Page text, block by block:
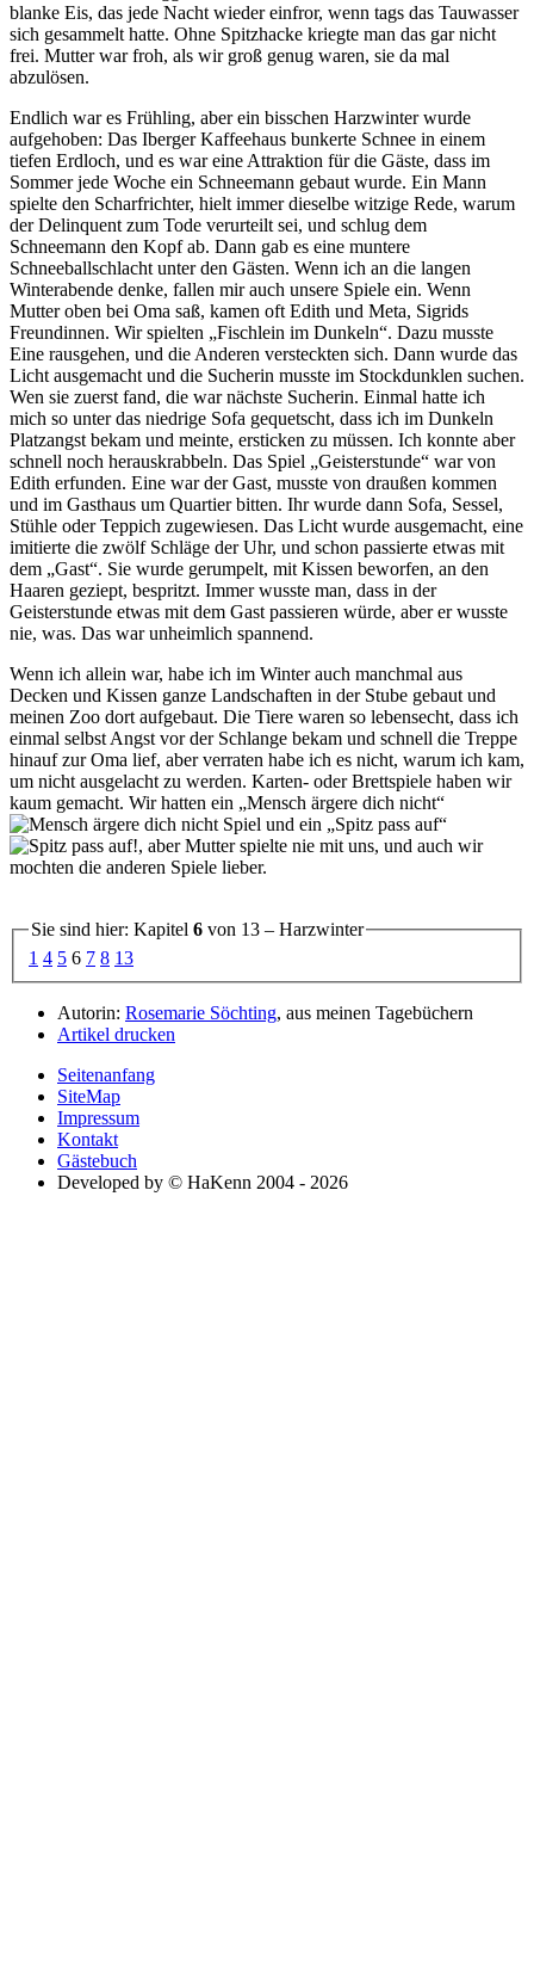
blanke Eis, das jede Nacht wieder einfror, wenn tags das Tauwasser
sich gesammelt hatte. Ohne Spitzhacke kriegte man das gar nicht
frei. Mutter war froh, als wir groß genug waren, sie da mal
abzulösen.
Endlich war es Frühling, aber ein bisschen Harzwinter wurde
aufgehoben: Das Iberger Kaffeehaus bunkerte Schnee in einem
tiefen Erdloch, und es war eine Attraktion für die Gäste, dass im
Sommer jede Woche ein Schneemann gebaut wurde. Ein Mann
spielte den Scharfrichter, hielt immer dieselbe witzige Rede, warum
der Delinquent zum Tode verurteilt sei, und schlug dem
Schneemann den Kopf ab. Dann gab es eine muntere
Schneeballschlacht unter den Gästen. Wenn ich an die langen
Winterabende denke, fallen mir auch unsere Spiele ein. Wenn
Mutter oben bei Oma saß, kamen oft Edith und Meta, Sigrids
Freundinnen. Wir spielten
Fischlein im Dunkeln . Dazu musste
Eine rausgehen, und die Anderen versteckten sich. Dann wurde das
Licht ausgemacht und die Sucherin musste im Stockdunklen suchen.
Wen sie zuerst fand, die war nächste Sucherin. Einmal hatte ich
mich so unter das niedrige Sofa gequetscht, dass ich im Dunkeln
Platzangst bekam und meinte, ersticken zu müssen. Ich konnte aber
schnell noch herauskrabbeln. Das Spiel
Geisterstunde
war von
Edith erfunden. Eine war der Gast, musste von draußen kommen
und im Gasthaus um Quartier bitten. Ihr wurde dann Sofa, Sessel,
Stühle oder Teppich zugewiesen. Das Licht wurde ausgemacht, eine
imitierte die zwölf Schläge der Uhr, und schon passierte etwas mit
dem
Gast . Sie wurde gerumpelt, mit Kissen beworfen, an den
Haaren geziept, bespritzt. Immer wusste man, dass in der
Geisterstunde etwas mit dem Gast passieren würde, aber er wusste
nie, was. Das war unheimlich spannend.
Wenn ich allein war, habe ich im Winter auch manchmal aus
Decken und Kissen ganze Landschaften in der Stube gebaut und
meinen Zoo dort aufgebaut. Die Tiere waren so lebensecht, dass ich
einmal selbst Angst vor der Schlange bekam und schnell die Treppe
hinauf zur Oma lief, aber verraten habe ich es nicht, warum ich kam,
um nicht ausgelacht zu werden. Karten- oder Brettspiele haben wir
kaum gemacht. Wir hatten ein
Mensch ärgere dich nicht
Spiel und ein
Spitz pass auf
, aber Mutter spielte nie mit uns, und auch wir
mochten die anderen Spiele lieber.
Sie sind hier: Kapitel 6
von 13 – Harzwinter
1 4 5 6 7 8 13
Autorin: Rosemarie Söchting, aus meinen Tagebüchern
Artikel drucken
Seitenanfang
SiteMap
Impressum
Kontakt
Gästebuch
Developed by © HaKenn 2004 - 2026